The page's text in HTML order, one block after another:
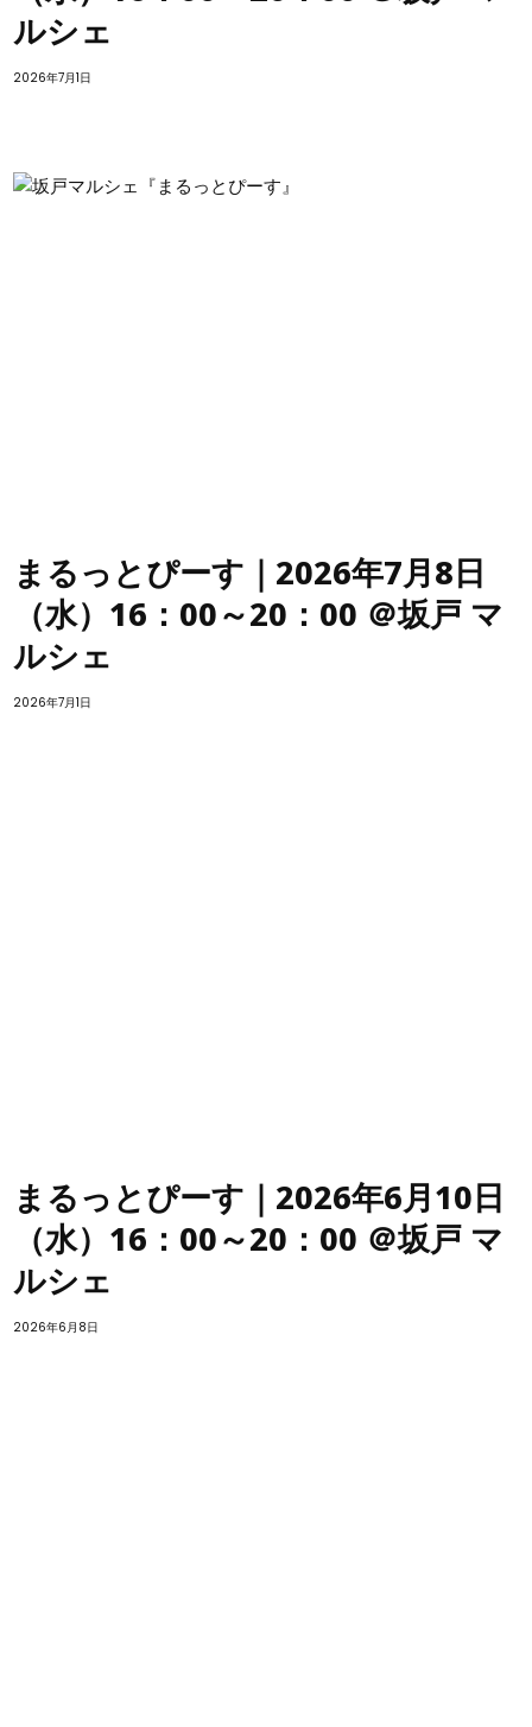
ルシェ
2026年7月1日
まるっとぴーす｜2026年7月8日
（水）16：00～20：00 ＠坂戸 マ
ルシェ
2026年7月1日
まるっとぴーす｜2026年6月10日
（水）16：00～20：00 ＠坂戸 マ
ルシェ
2026年6月8日